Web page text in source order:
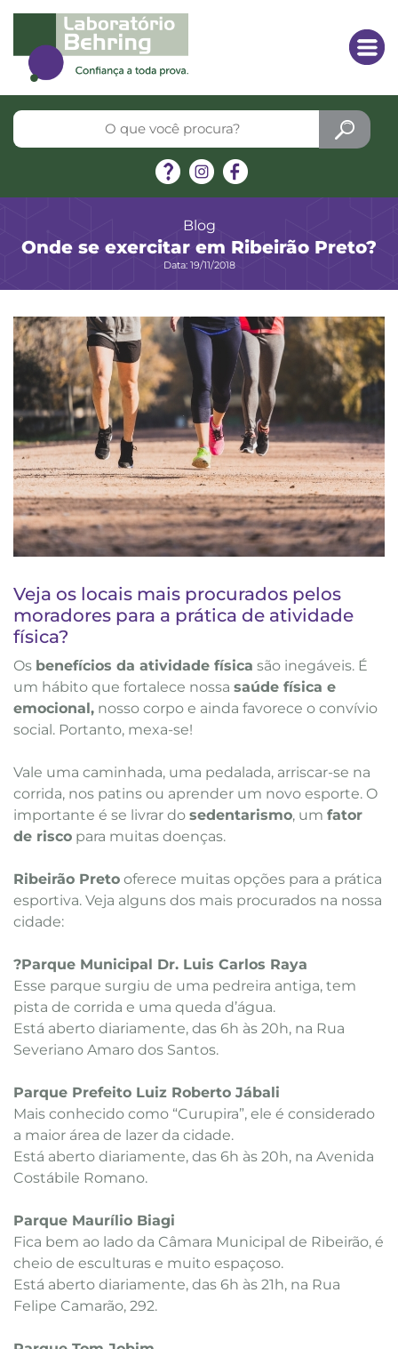
Blog
Onde se exercitar em Ribeirão Preto?
Data: 19/11/2018
Veja os locais mais procurados pelos
moradores para a prática de atividade
física?
Os benefícios da atividade física são inegáveis. É
um hábito que fortalece nossa saúde física e
emocional, nosso corpo e ainda favorece o convívio
social. Portanto, mexa-se!
Vale uma caminhada, uma pedalada, arriscar-se na
corrida, nos patins ou aprender um novo esporte. O
importante é se livrar do sedentarismo, um fator
de risco para muitas doenças.
Ribeirão Preto oferece muitas opções para a prática
esportiva. Veja alguns dos mais procurados na nossa
cidade:
?Parque Municipal Dr. Luis Carlos Raya
Esse parque surgiu de uma pedreira antiga, tem
pista de corrida e uma queda d’água.
Está aberto diariamente, das 6h às 20h, na Rua
Severiano Amaro dos Santos.
Parque Prefeito Luiz Roberto Jábali
Mais conhecido como “Curupira”, ele é considerado
a maior área de lazer da cidade.
Está aberto diariamente, das 6h às 20h, na Avenida
Costábile Romano.
Parque Maurílio Biagi
Fica bem ao lado da Câmara Municipal de Ribeirão, é
cheio de esculturas e muito espaçoso.
Está aberto diariamente, das 6h às 21h, na Rua
Felipe Camarão, 292.